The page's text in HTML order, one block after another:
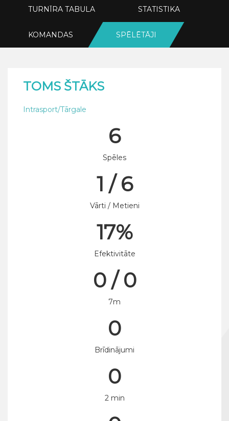
TURNĪRA TABULA STATISTIKA
KOMANDAS SPĒLĒTĀJI
TOMS ŠTĀKS
Intrasport/Tārgale
6
Spēles
1 / 6
Vārti / Metieni
17%
Efektivitāte
0 / 0
7m
0
Brīdinājumi
0
2 min